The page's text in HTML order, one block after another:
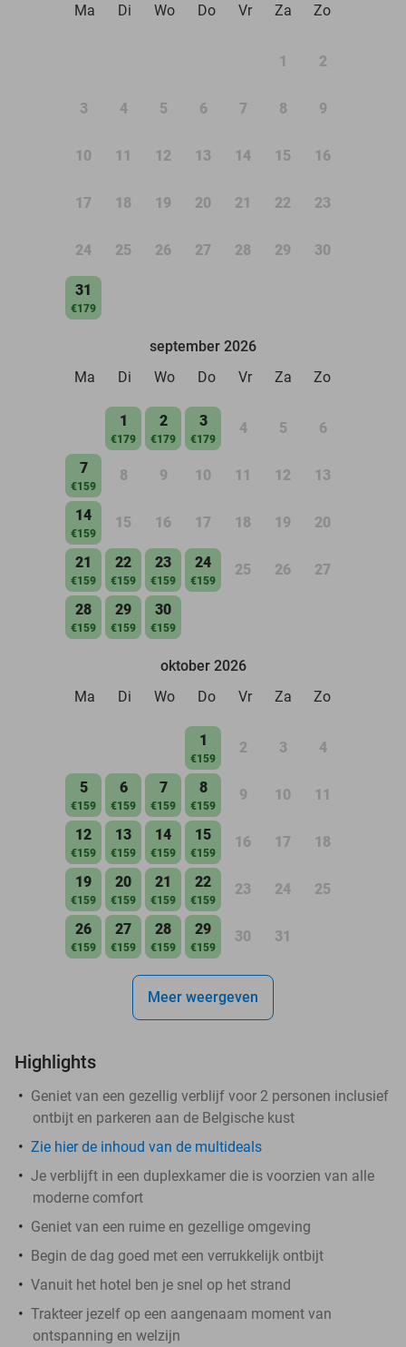
Ma
Di Wo Do Vr Za Zo
1 2
3 4 5 6 7 8 9
10 11 12 13 14 15 16
17 18 19 20 21 22 23
24 25 26 27 28 29 30
31
€179
september 2026
Ma
Di Wo Do Vr Za Zo
1
€179
2
€179
3
€179
4 5 6
7
€159
8 9 10 11 12 13
14
€159
15 16 17 18 19 20
21
€159
22
€159
23
€159
24
€159
25 26 27
28
€159
29
€159
30
€159
oktober 2026
Ma
Di Wo Do Vr Za Zo
1
€159
2 3 4
5
€159
6
€159
7
€159
8
€159
9 10 11
12
€159
13
€159
14
€159
15
€159
16 17 18
19
€159
20
€159
21
€159
22
€159
23 24 25
26
€159
27
€159
28
€159
29
€159
30 31
Meer weergeven
Highlights
Geniet van een gezellig verblijf voor 2 personen inclusief
ontbijt en parkeren aan de Belgische kust
Zie hier de inhoud van de multideals
Je verblijft in een duplexkamer die is voorzien van alle
moderne comfort
Geniet van een ruime en gezellige omgeving
Begin de dag goed met een verrukkelijk ontbijt
Vanuit het hotel ben je snel op het strand
Trakteer jezelf op een aangenaam moment van
ontspanning en welzijn